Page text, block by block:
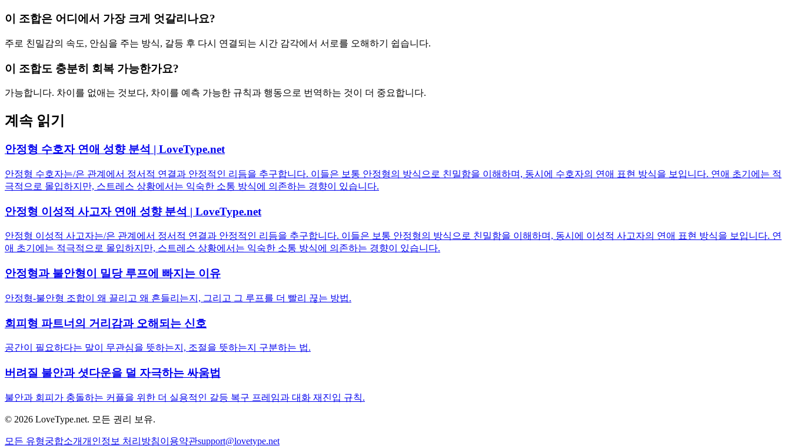
이 조합은 어디에서 가장 크게 엇갈리나요?
주로 친밀감의 속도, 안심을 주는 방식, 갈등 후 다시 연결되는 시간 감각에서 서로를 오해하기 쉽습니다.
이 조합도 충분히 회복 가능한가요?
가능합니다. 차이를 없애는 것보다, 차이를 예측 가능한 규칙과 행동으로 번역하는 것이 더 중요합니다.
계속 읽기
안정형 수호자 연애 성향 분석 | LoveType.net
안정형 수호자는/은 관계에서 정서적 연결과 안정적인 리듬을 추구합니다. 이들은 보통 안정형의 방식으로 친밀함을 이해하며, 동시에 수호자의 연애 표현 방식을 보입니다. 연애 초기에는 적
극적으로 몰입하지만, 스트레스 상황에서는 익숙한 소통 방식에 의존하는 경향이 있습니다.
안정형 이성적 사고자 연애 성향 분석 | LoveType.net
안정형 이성적 사고자는/은 관계에서 정서적 연결과 안정적인 리듬을 추구합니다. 이들은 보통 안정형의 방식으로 친밀함을 이해하며, 동시에 이성적 사고자의 연애 표현 방식을 보입니다. 연
애 초기에는 적극적으로 몰입하지만, 스트레스 상황에서는 익숙한 소통 방식에 의존하는 경향이 있습니다.
안정형과 불안형이 밀당 루프에 빠지는 이유
안정형-불안형 조합이 왜 끌리고 왜 흔들리는지, 그리고 그 루프를 더 빨리 끊는 방법.
회피형 파트너의 거리감과 오해되는 신호
공간이 필요하다는 말이 무관심을 뜻하는지, 조절을 뜻하는지 구분하는 법.
버려질 불안과 셧다운을 덜 자극하는 싸움법
불안과 회피가 충돌하는 커플을 위한 더 실용적인 갈등 복구 프레임과 대화 재진입 규칙.
© 2026 LoveType.net. 모든 권리 보유.
모든 유형궁합소개개인정보 처리방침이용약관support@lovetype.net